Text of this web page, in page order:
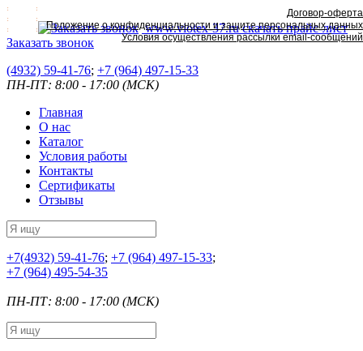
www.viotex-37.ruскачать прайс-лист
Заказать звонок
(4932) 59-41-76; +7 (964) 497-15-33
ПН-ПТ: 8:00 - 17:00 (МСК)
Главная
О нас
Каталог
Условия работы
Контакты
Сертификаты
Отзывы
+7(4932) 59-41-76; +7 (964) 497-15-33;
+7 (964) 495-54-35
ПН-ПТ: 8:00 - 17:00 (МСК)
Договор-оферта
Положение о конфиденциальности и защите персональных данных
Условия осуществления рассылки email-сообщений